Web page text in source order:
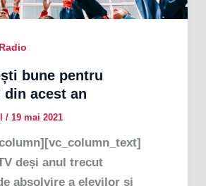
bune pentru
acest an
/ 19 mai 2021
deși anul trecut
absolvire a elevilor și